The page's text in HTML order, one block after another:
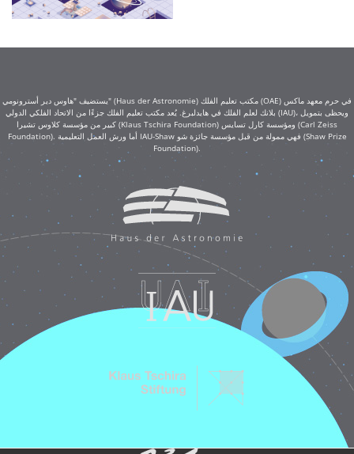
يستضيف "هاوس دير أسترونومي" (Haus der Astronomie) مكتب تعليم الفلك (OAE) في حرم معهد ماكس
بلانك لعلم الفلك في هايدلبرغ. يُعد مكتب تعليم الفلك جزءًا من الاتحاد الفلكي الدولي (IAU)، ويحظى بتمويل
كبير من مؤسسة كلاوس تشيرا (Klaus Tschira Foundation) ومؤسسة كارل تسايس (Carl Zeiss
Foundation). أما ورش العمل التعليمية IAU-Shaw فهي ممولة من قبل مؤسسة جائزة شو (Shaw Prize
Foundation).